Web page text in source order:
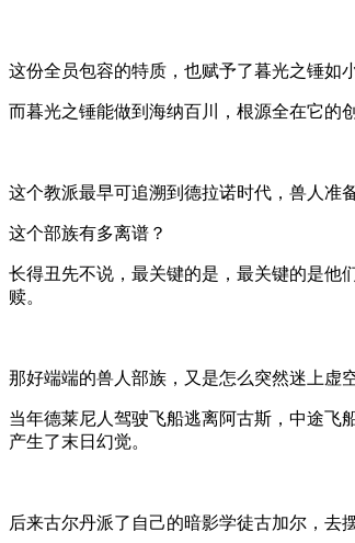
这份全员包容的特质，也赋予了暮光之锤如
而暮光之锤能做到海纳百川，根源全在它的
这个教派最早可追溯到德拉诺时代，兽人准
这个部族有多离谱？
长得丑先不说，最关键的是，最关键的是他
赎。
那好端端的兽人部族，又是怎么突然迷上虚
当年德莱尼人驾驶飞船逃离阿古斯，中途飞
产生了末日幻觉。
后来古尔丹派了自己的暗影学徒古加尔，去